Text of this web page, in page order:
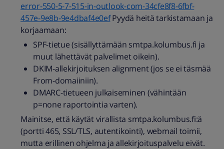
error-550-5-7-515-in-outlook-com-34cfe8f8-6fbf-
457e-9e8b-9e4dbaf4e0efPyydä heitä tarkistamaan ja
korjaamaan:
SPF-tietue (sisällyttämään smtpa.kolumbus.fi ja
muut lähettävät palvelimet oikein).
DKIM-allekirjoituksen alignment (jos se ei täsmää
From-domaiiniin).
DMARC-tietueen julkaiseminen (vähintään
p=none raportointia varten).
Mainitse, että käytät virallista smtpa.kolumbus.fi:ä
(portti 465, SSL/TLS, autentikointi), webmail toimii,
mutta erillinen ohjelma ja allekirjoituspalvelu eivät.